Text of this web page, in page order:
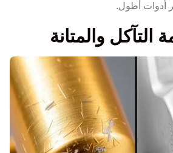
أدوات أطول.
التآكل والمتانة